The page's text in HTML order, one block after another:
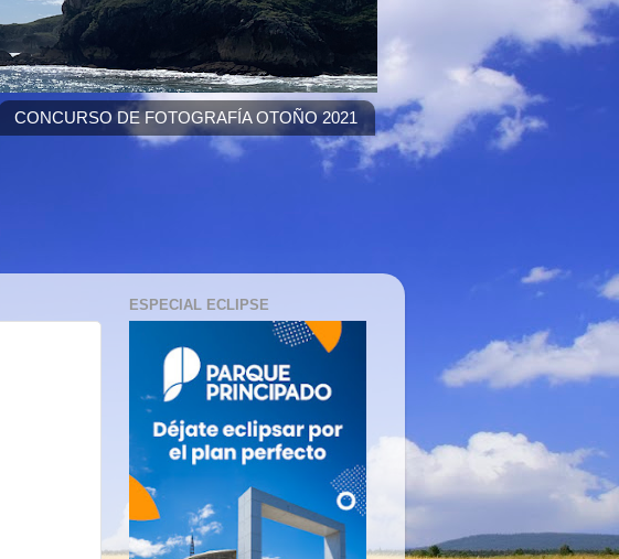
CONCURSO DE FOTOGRAFÍA OTOÑO 2021
ESPECIAL ECLIPSE